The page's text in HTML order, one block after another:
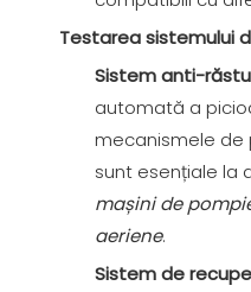
Testarea sistemului
Sistem anti-
automată a
mecanismele de
sunt esențiale la
mașini de
aeriene.
Sistem de